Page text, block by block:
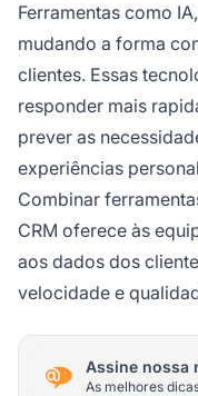
Ferramentas como
mudando a forma
clientes. Essas
responder mais
prever as
experiências
Combinar
CRM oferece às
aos dados dos
velocidade e
Assine nossa
As melhores